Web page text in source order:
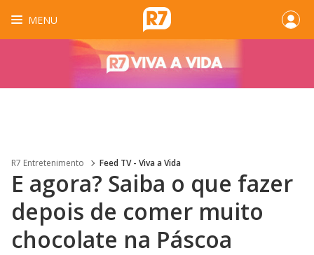
MENU
R7 Entretenimento Feed TV - Viva a Vida
E agora? Saiba o que fazer
depois de comer muito
chocolate na Páscoa